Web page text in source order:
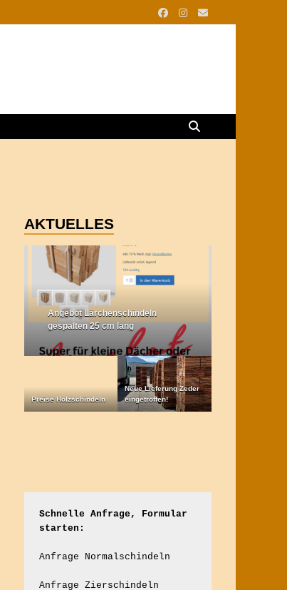
AKTUELLES
Angebot Lärchenschindeln
gespalten 25 cm lang
Preise Holzschindeln
Neue Lieferung Zeder
eingetroffen!
Schnelle Anfrage, Formular
starten:
Anfrage Normalschindeln
Anfrage Zierschindeln